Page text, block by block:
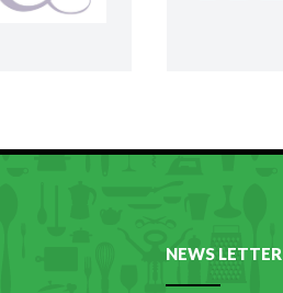
NEWS LETTER